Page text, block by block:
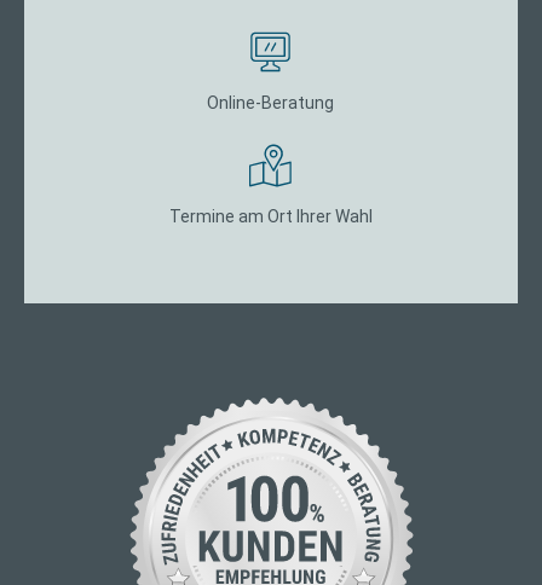
Online-Beratung
Termine am Ort Ihrer Wahl